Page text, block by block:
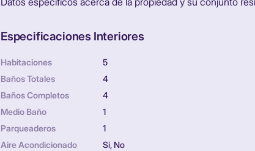
Especificaciones Interiores
Habitaciones
5
Baños Totales
4
Baños Completos
4
Medio Baño
1
Parqueaderos
1
Aire Acondicionado
Si, No